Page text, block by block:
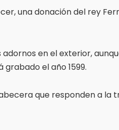
una donación del rey
en el exterior,
el año 1599.
que responden a la